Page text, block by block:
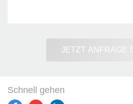
JETZT ANFRAGE
Schnell gehen